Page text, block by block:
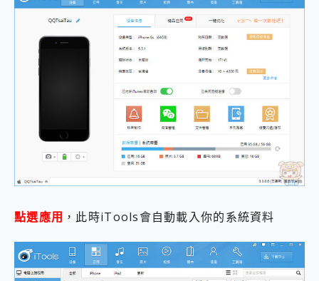
點選應用 ，此時iTools會自動載入你的系統資料